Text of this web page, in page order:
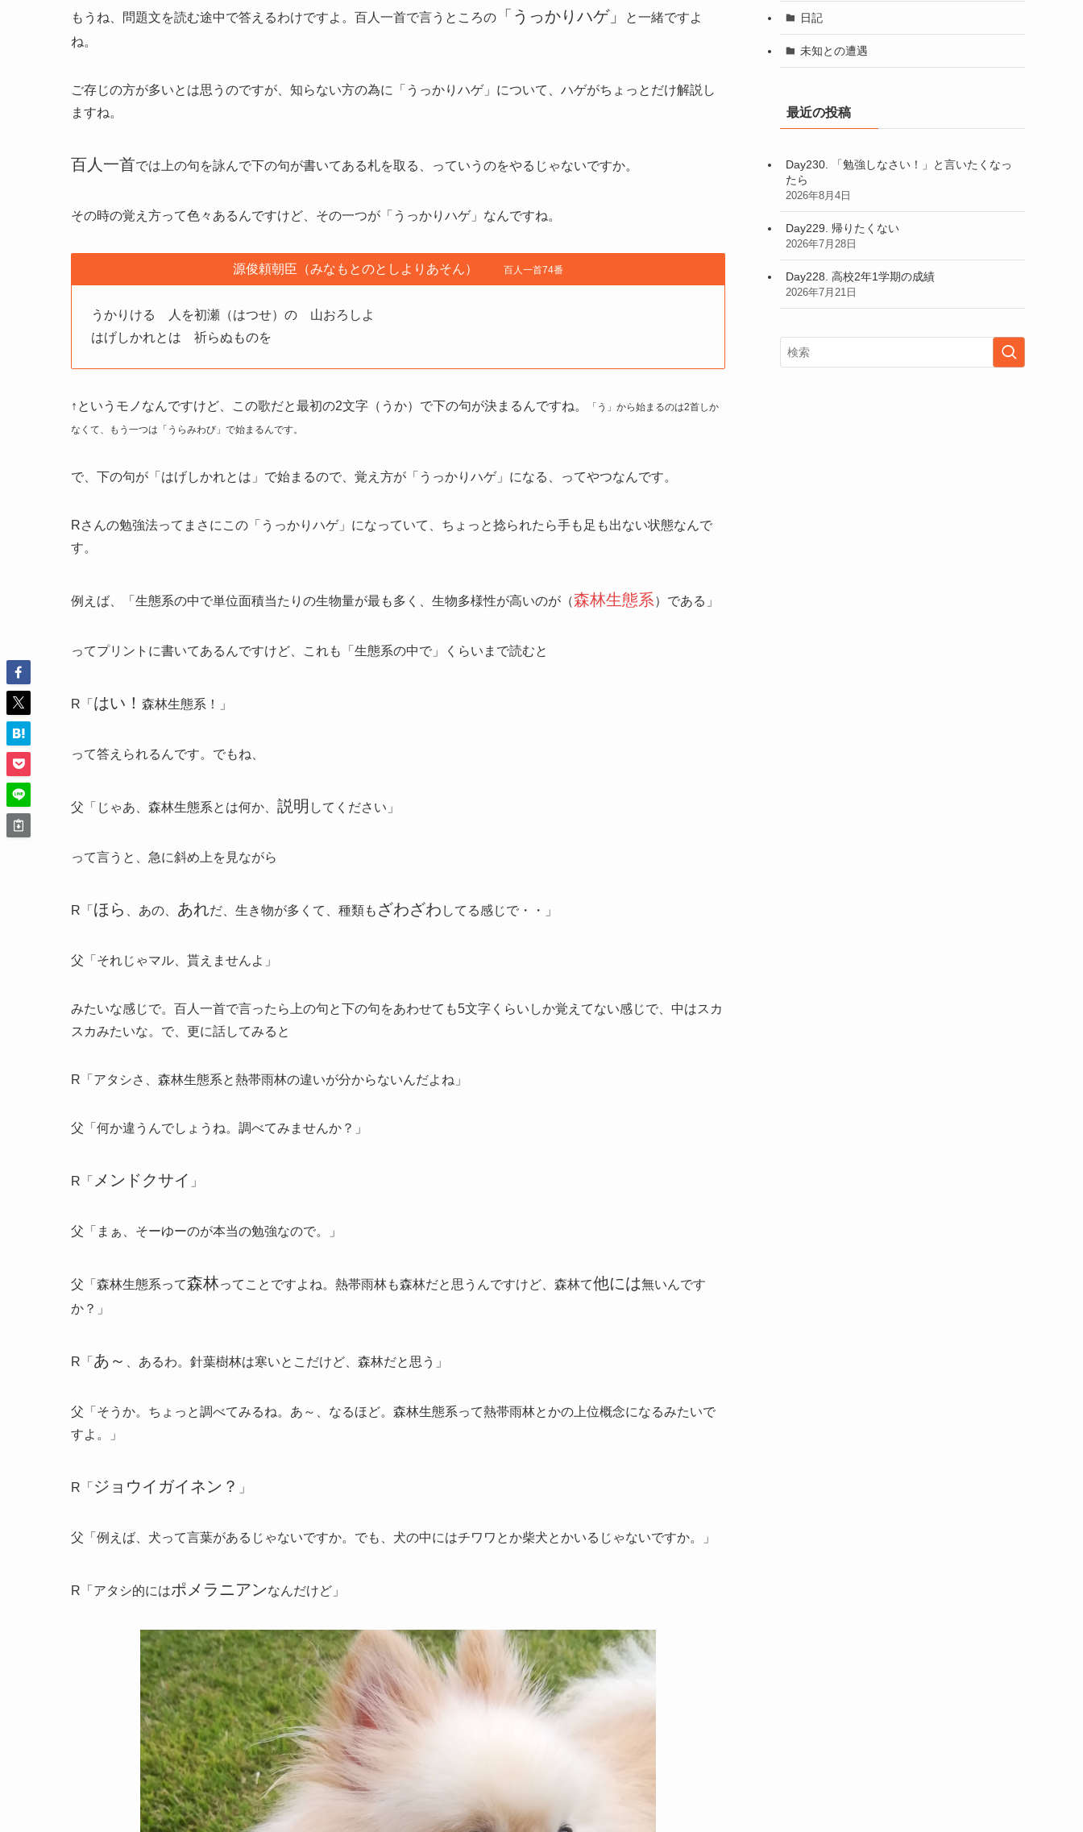
もうね、問題文を読む途中で答えるわけですよ。百人一首で言うところの 「うっかりハゲ」
と一緒ですよ
ね。
ご存じの方が多いとは思うのですが、知らない方の為に「うっかりハゲ」について、ハゲがちょっとだけ解説し
ますね。
百人一首では上の句を詠んで下の句が書いてある札を取る、っていうのをやるじゃないですか。
その時の覚え方って色々あるんですけど、その一つが「うっかりハゲ」なんですね。
源俊頼朝臣（みなもとのとしよりあそん） 百人一首74番
うかりける 人を初瀬（はつせ）の 山おろしよ
はげしかれとは 祈らぬものを
↑というモノなんですけど、この歌だと最初の2文字（うか）で下の句が決まるんですね。
「う」から始まるのは2首しか
なくて、もう一つは「うらみわび」で始まるんです。
で、下の句が「はげしかれとは」で始まるので、覚え方が「うっかりハゲ」になる、ってやつなんです。
Rさんの勉強法ってまさにこの「うっかりハゲ」になっていて、ちょっと捻られたら手も足も出ない状態なんで
す。
例えば、「生態系の中で単位面積当たりの生物量が最も多く、生物多様性が高いのが（森林生態系）である」
ってプリントに書いてあるんですけど、これも「生態系の中で」くらいまで読むと
R「 はい！ 森林生態系！」
って答えられるんです。でもね、
父「じゃあ、森林生態系とは何か、 説明 してください」
って言うと、急に斜め上を見ながら
R「 ほら 、あの、 あれだ、生き物が多くて、種類も ざわざわ してる感じで・・」
父「それじゃマル、貰えませんよ」
みたいな感じで。百人一首で言ったら上の句と下の句をあわせても5文字くらいしか覚えてない感じで、中はスカ
スカみたいな。で、更に話してみると
R「アタシさ、森林生態系と熱帯雨林の違いが分からないんだよね」
父「何か違うんでしょうね。調べてみませんか？」
R「 メンドクサイ 」
父「まぁ、そーゆーのが本当の勉強なので。」
父「森林生態系って森林ってことですよね。熱帯雨林も森林だと思うんですけど、森林て他には無いんです
か？」
R「 あ～ 、あるわ。針葉樹林は寒いとこだけど、森林だと思う」
父「そうか。ちょっと調べてみるね。あ～、なるほど。森林生態系って熱帯雨林とかの上位概念になるみたいで
すよ。」
R「 ジョウイガイネン？ 」
父「例えば、犬って言葉があるじゃないですか。でも、犬の中にはチワワとか柴犬とかいるじゃないですか。」
R「アタシ的にはポメラニアンなんだけど」
日記
未知との遭遇
最近の投稿
Day230. 「勉強しなさい！」と言いたくなっ
たら
2026年8月4日
Day229. 帰りたくない
2026年7月28日
Day228. 高校2年1学期の成績
2026年7月21日